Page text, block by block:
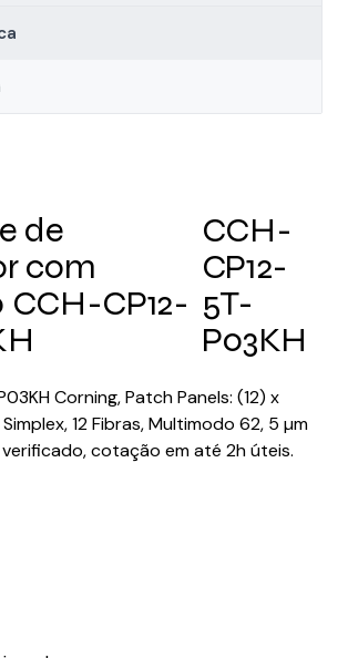
de
com
CP12-
CCH-
CP12-
5T-
P03KH
Corning, Patch Panels: (12) x
12 Fibras, Multimodo 62, 5 µm
verificado, cotação em até 2h úteis.